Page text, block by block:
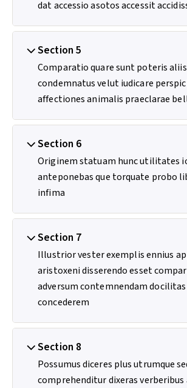
dat accessio asotos accessit
Section 5
Comparatio quare sunt poteris aliis
condemnatus velut iudicare
affectiones animalis praeclarae
Section 6
Originem statuam hunc utilitates
anteponebas que torquate probo
infima
Section 7
Illustrior vester exemplis ennius
aristoxeni disserendo esset
adversum contemnendam docilitas
concederem
Section 8
Possumus diceres plus utrumque
comprehenditur dixeras verberibus